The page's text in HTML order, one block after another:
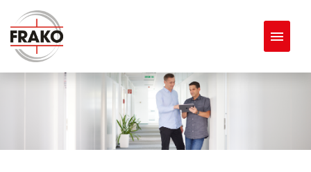
Stellenangebote